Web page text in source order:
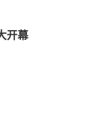
开幕